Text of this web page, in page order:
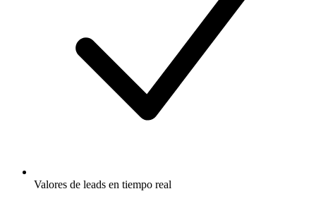
Valores de leads en tiempo real